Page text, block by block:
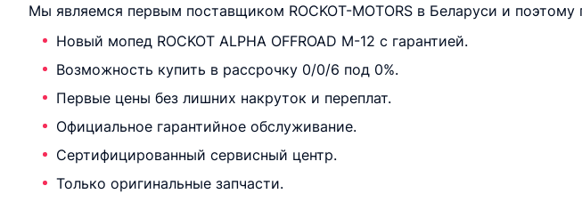
Мы являемся первым поставщиком ROCKOT-MOTORS в Беларуси и поэтому
Новый мопед ROCKOT ALPHA OFFROAD M-12 с гарантией.
Возможность купить в рассрочку 0/0/6 под 0%.
Первые цены без лишних накруток и переплат.
Официальное гарантийное обслуживание.
Сертифицированный сервисный центр.
Только оригинальные запчасти.